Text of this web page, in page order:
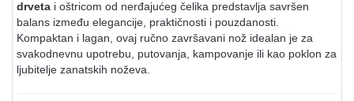
drveta i oštricom od nerđajućeg čelika predstavlja savršen
balans između elegancije, praktičnosti i pouzdanosti.
Kompaktan i lagan, ovaj ručno završavani nož idealan je za
svakodnevnu upotrebu, putovanja, kampovanje ili kao poklon za
ljubitelje zanatskih noževa.